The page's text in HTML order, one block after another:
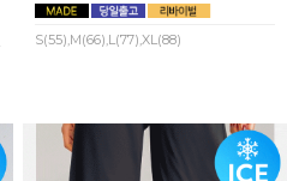
S(55),M(66),L(77),XL(88)